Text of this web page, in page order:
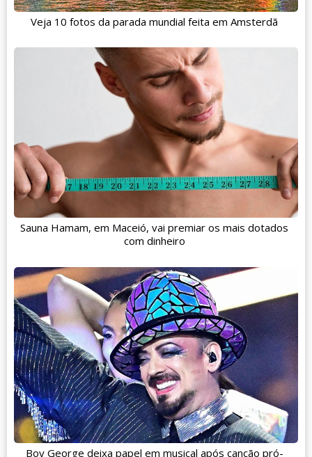
Veja 10 fotos da parada mundial feita em Amsterdã
Sauna Hamam, em Maceió, vai premiar os mais dotados
com dinheiro
Boy George deixa papel em musical após canção pró-